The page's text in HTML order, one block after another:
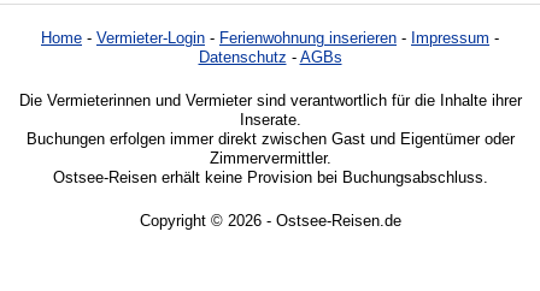
Home - Vermieter-Login - Ferienwohnung inserieren - Impressum -
Datenschutz - AGBs
Die Vermieterinnen und Vermieter sind verantwortlich für die Inhalte ihrer
Inserate.
Buchungen erfolgen immer direkt zwischen Gast und Eigentümer oder
Zimmervermittler.
Ostsee-Reisen erhält keine Provision bei Buchungsabschluss.
Copyright © 2026 - Ostsee-Reisen.de